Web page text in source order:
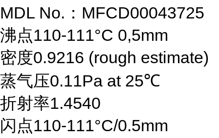
MDL No.：MFCD00043725
沸点110-111°C 0,5mm
密度0.9216 (rough estimate)
蒸气压0.11Pa at 25℃
折射率1.4540
闪点110-111°C/0.5mm